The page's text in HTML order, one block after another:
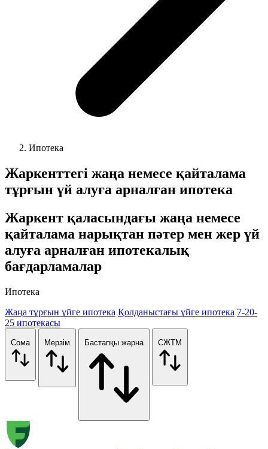
Ипотека
Жаркенттегі жаңа немесе қайталама
тұрғын үй алуға арналған ипотека
Жаркент қаласындағы жаңа немесе
қайталама нарықтан пәтер мен жер үй
алуға арналған ипотекалық
бағдарламалар
Ипотека
Жаңа тұрғын үйге ипотека Қолданыстағы үйге ипотека 7-20-
25 ипотекасы
Сома Мерзім Бастапқы жарна СЖТМ